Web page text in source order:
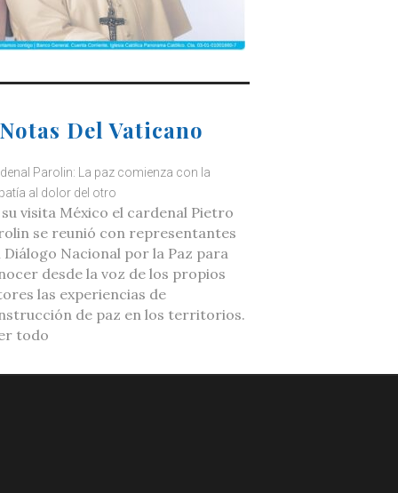
Del Vaticano
Parolin: La paz comienza con la
al dolor del otro
visita México el cardenal Pietro
se reunió con representantes
Diálogo Nacional por la Paz para
desde la voz de los propios
las experiencias de
de paz en los territorios.
todo